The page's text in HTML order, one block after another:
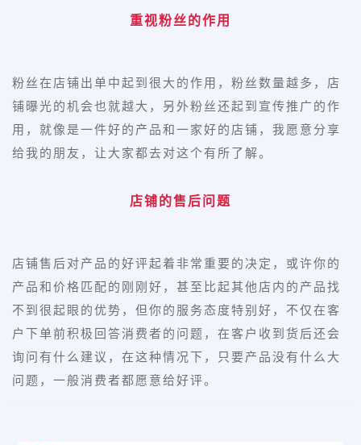
重视粉丝的作用
粉丝在店铺出单中起到很大的作用，粉丝数量越多，店
铺曝光的机会也就越大，另外粉丝还起到宣传推广的作
用，就像是一件好的产品和一家好的店铺，我愿意分享
给我的朋友，让大家都去对这个有所了解。
店铺的售后问题
店铺售后对产品的好评起着非常重要的决定，或许你的
产品和价格匹配的刚刚好，甚至比起其他店内的产品找
不到很起眼的优势，但你的服务态度特别好，不仅在客
户下单前积极回答消费者的问题，在客户收到货后还会
询问有什么建议，在这种情况下，只要产品没有什么大
问题，一般消费者都愿意给好评。